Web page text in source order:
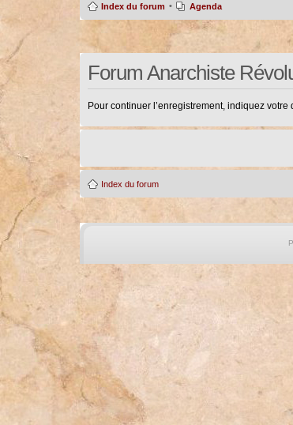
Index du forum • Agenda
Forum Anarchiste
Pour continuer l’enregistrement, indiquez votre
Index du forum